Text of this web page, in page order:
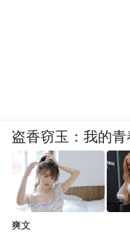
盗香窃玉：我的
爽文